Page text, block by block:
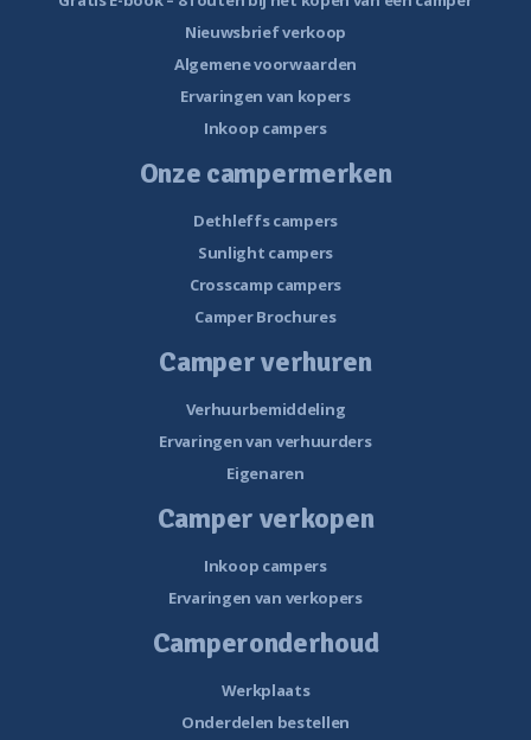
Nieuwsbrief verkoop
Algemene voorwaarden
Ervaringen van kopers
Inkoop campers
Onze campermerken
Dethleffs campers
Sunlight campers
Crosscamp campers
Camper Brochures
Camper verhuren
Verhuurbemiddeling
Ervaringen van verhuurders
Eigenaren
Camper verkopen
Inkoop campers
Ervaringen van verkopers
Camperonderhoud
Werkplaats
Onderdelen bestellen